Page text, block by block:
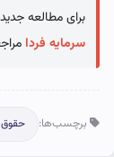
برای مطالعه
سرمایه فردا
برچسب‌ها: حقوق